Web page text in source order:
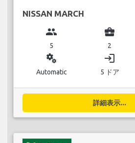
NISSAN MARCH
group
5
business_center
2
miscellaneous_services
Automatic
login
5 ドア
詳細表示...